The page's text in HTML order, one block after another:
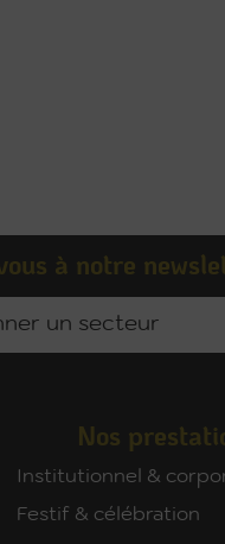
à notre
Nos
Institutionnel &
Festif & célébration